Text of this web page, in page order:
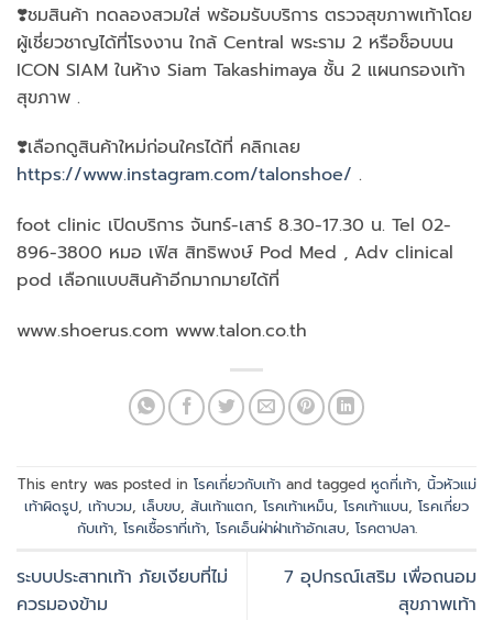
❣️ชมสินค้า ทดลองสวมใส่ พร้อมรับบริการ ตรวจสุขภาพเท้าโดย
ผู้เชี่ยวชาญได้ที่โรงงาน ใกล้ Central พระราม 2 หรือช็อบบน
ICON SIAM ในห้าง Siam Takashimaya ชั้น 2 แผนกรองเท้า
สุขภาพ .
❣️เลือกดูสินค้าใหม่ก่อนใครได้ที่ คลิกเลย
https://www.instagram.com/talonshoe/ .
foot clinic เปิดบริการ จันทร์-เสาร์ 8.30-17.30 น. Tel 02-
896-3800 หมอ เฟิส สิทธิพงษ์ Pod Med , Adv clinical
pod เลือกแบบสินค้าอีกมากมายได้ที่
www.shoerus.com www.talon.co.th
This entry was posted in โรคเกี่ยวกับเท้าand tagged หูดที่เท้า, นิ้วหัวแม่
เท้าผิดรูป, เท้าบวม, เล็บขบ, ส้นเท้าแตก, โรคเท้าเหม็น, โรคเท้าแบน, โรคเกี่ยว
กับเท้า, โรคเชื้อราที่เท้า, โรคเอ็นฝ่าฝ่าเท้าอักเสบ, โรคตาปลา.
ระบบประสาทเท้า ภัยเงียบที่ไม่
ควรมองข้าม
7 อุปกรณ์เสริม เพื่อถนอม
สุขภาพเท้า